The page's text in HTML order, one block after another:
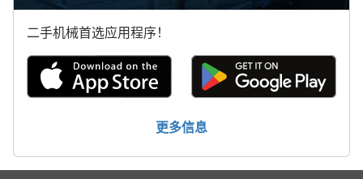
二手机械首选应用程序！
更多信息